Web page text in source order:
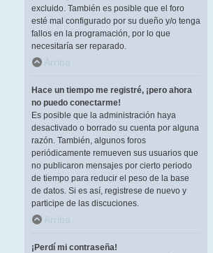
excluido. También es posible que el foro
esté mal configurado por su dueño y/o tenga
fallos en la programación, por lo que
necesitaría ser reparado.
Arriba
Hace un tiempo me registré, ¡pero ahora
no puedo conectarme!
Es posible que la administración haya
desactivado o borrado su cuenta por alguna
razón. También, algunos foros
periódicamente remueven sus usuarios que
no publicaron mensajes por cierto periodo
de tiempo para reducir el peso de la base
de datos. Si es así, registrese de nuevo y
participe de las discuciones.
Arriba
¡Perdí mi contraseña!